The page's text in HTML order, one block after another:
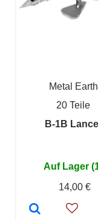
Metal Earth
20 Teile
B-1B
Auf Lager
14,00 €